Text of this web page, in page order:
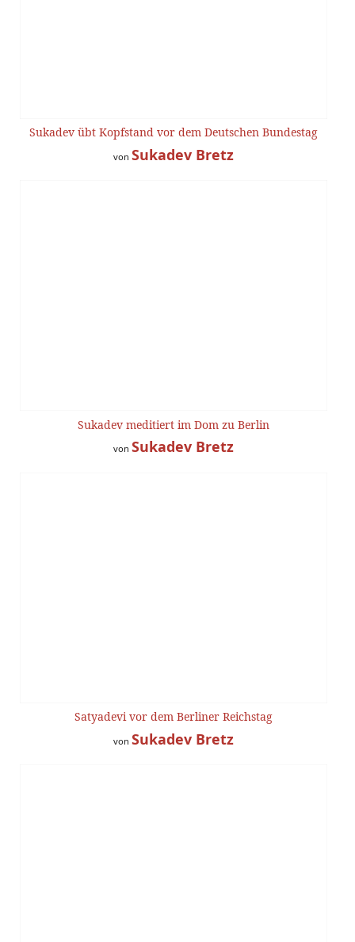
Sukadev übt Kopfstand vor dem Deutschen Bundestag
von Sukadev Bretz
Sukadev meditiert im Dom zu Berlin
von Sukadev Bretz
Satyadevi vor dem Berliner Reichstag
von Sukadev Bretz